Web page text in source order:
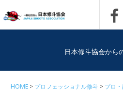
日本修斗協会から
HOME プロフェッショナル修斗 プロ